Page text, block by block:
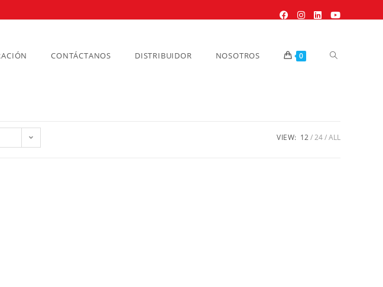
CONTÁCTANOS DISTRIBUIDOR NOSOTROS 0
VIEW: 12 24 ALL